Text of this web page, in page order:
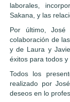
laborales,
Sakana, y las
Por último,
colaboración de
y de Laura y
éxitos para todos y
Todos los
realizado por
deseos en lo